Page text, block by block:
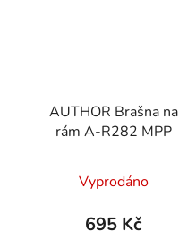
AUTHOR Brašna na
rám A-R282 MPP
Vyprodáno
695 Kč